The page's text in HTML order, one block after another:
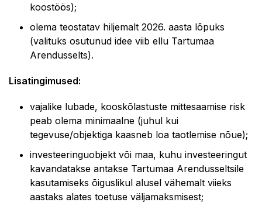
koostöös);
olema teostatav hiljemalt 2026. aasta lõpuks
(valituks osutunud idee viib ellu Tartumaa
Arendusselts).
Lisatingimused:
vajalike lubade, kooskõlastuste mittesaamise risk
peab olema minimaalne (juhul kui
tegevuse/objektiga kaasneb loa taotlemise nõue);
investeeringuobjekt või maa, kuhu investeeringut
kavandatakse antakse Tartumaa Arendusseltsile
kasutamiseks õiguslikul alusel vähemalt viieks
aastaks alates toetuse väljamaksmisest;